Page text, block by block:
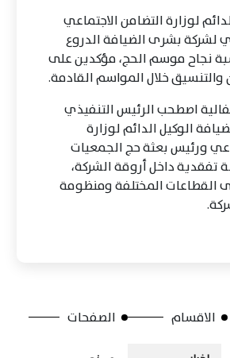
لوزارة التضامن الاجتماعي
لشركة بشرى الضيافة الدروع
نجاح موسم الحج، مؤكدين على
والتنسيق خلال المواسم القادمة.
اصطحب الرئيس التنفيذي
الوكيل الدائم لوزارة
ورئيس بعثة حج الجمعيات
تفقدية داخل أروقة الشركة،
القطاعات المختلفة ومنظومة
الاقسام الصفحات